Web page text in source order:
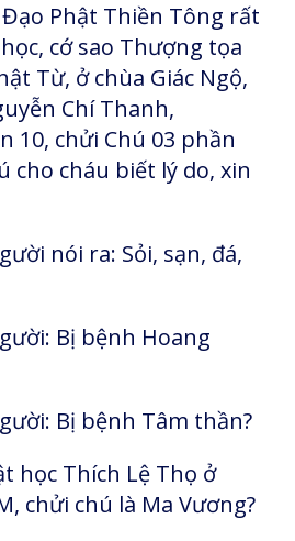
Phật Thiền Tông rất
cớ sao Thượng tọa
Từ, ở chùa Giác Ngộ,
Chí Thanh,
10, chửi Chú 03 phần
cho cháu biết lý do, xin
nói ra: Sỏi, sạn, đá,
Bị bệnh Hoang
Bị bệnh Tâm thần?
học Thích Lệ Thọ ở
chửi chú là Ma Vương?